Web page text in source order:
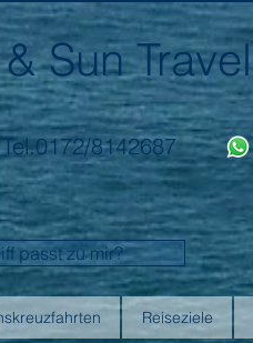
Sun Travel
Tel.0172/8142687
passt zu mir?
Reiseziele